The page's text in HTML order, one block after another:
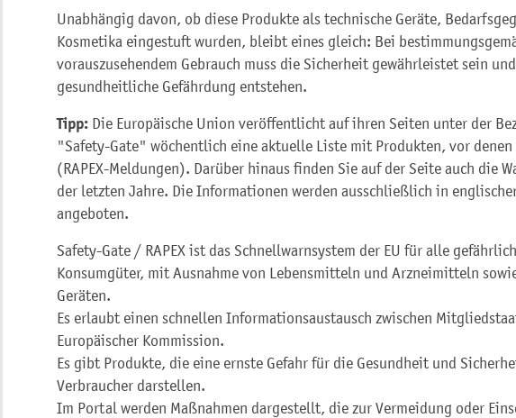
Unabhängig davon, ob diese Produkte als technische Geräte,
Kosmetika eingestuft wurden, bleibt eines gleich: Bei
vorauszusehendem Gebrauch muss die Sicherheit gewährleistet sein
gesundheitliche Gefährdung entstehen.
Tipp: Die Europäische Union veröffentlicht auf ihren Seiten unter der
"Safety-Gate" wöchentlich eine aktuelle Liste mit Produkten, vor
(RAPEX-Meldungen). Darüber hinaus finden Sie auf der Seite auch die
der letzten Jahre. Die Informationen werden ausschließlich in
angeboten.
Safety-Gate / RAPEX ist das Schnellwarnsystem der EU für alle
Konsumgüter, mit Ausnahme von Lebensmitteln und Arzneimitteln
Geräten.
Es erlaubt einen schnellen Informationsaustausch zwischen
Europäischer Kommission.
Es gibt Produkte, die eine ernste Gefahr für die Gesundheit und
Verbraucher darstellen.
Im Portal werden Maßnahmen dargestellt, die zur Vermeidung oder